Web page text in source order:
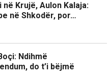
Krujë, Aulon Kalaja:
në Shkodër, por…
Ndihmë
do t’i bëjmë